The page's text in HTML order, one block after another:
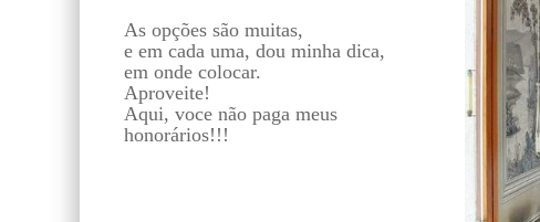
As opções são muitas,
e em cada uma, dou minha dica,
em onde colocar.
Aproveite!
Aqui, voce não paga meus
honorários!!!